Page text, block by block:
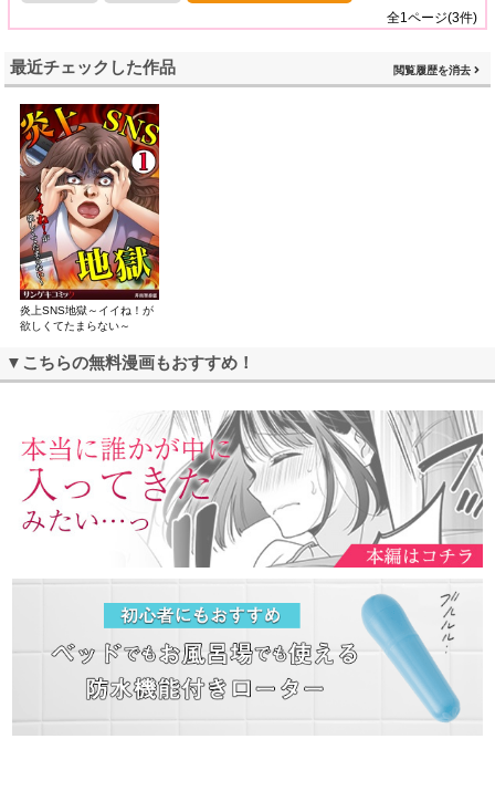
全1ページ(3件)
最近チェックした作品 閲覧履歴を消去
炎上SNS地獄～イイね！が
欲しくてたまらない～
▼こちらの無料漫画もおすすめ！